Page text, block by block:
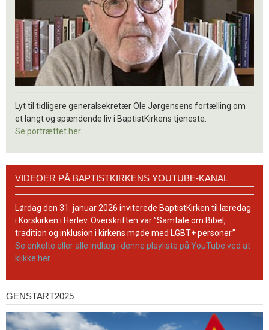
Lyt til tidligere generalsekretær Ole Jørgensens fortælling om
et langt og spændende liv i BaptistKirkens tjeneste.
Se portrættet her.
BaptistKirkens
YouTube-
kanal
VIDEOER PÅ BAPTISTKIRKENS YOUTUBE-KANAL
Lørdag den 31. januar 2026 inviterede BaptistKirken til læredag
i Korskirken i Herlev. Overskriften var ”Samtale om Bibel,
tradition og inklusion i kirkens møde med LGBT+ personer.”
Se enkelte eller alle indlæg i denne playliste på YouTube ved at
klikke her.
Genstart2025
GENSTART2025